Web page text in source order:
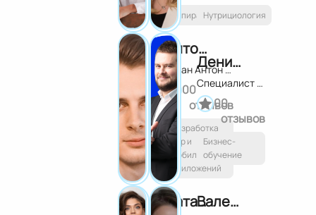
КопирайтингНутрициология
Антон Рубан
Рубан Антон Владимирович
00
отзывов
Разработка
игр и
мобильных
приложений
Денис Шенцев
Специалист по ВЭД и Китаю. Автор практикума по документации для поставки товаров из Китая для РБ и РФ
00
отзывов
Бизнес-
обучение
Наталья Стишова Валерия Рослякова